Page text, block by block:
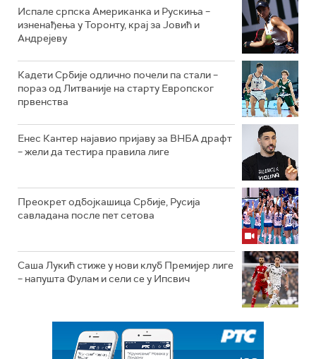
Испале српска Американка и Рускиња –
изненађења у Торонту, крај за Јовић и
Андрејеву
Кадети Србије одлично почели па стали –
пораз од Литваније на старту Европског
првенства
Енес Кантер најавио пријаву за ВНБА драфт
– жели да тестира правила лиге
Преокрет одбојкашица Србије, Русија
савладана после пет сетова
Саша Лукић стиже у нови клуб Премијер лиге
– напушта Фулам и сели се у Ипсвич